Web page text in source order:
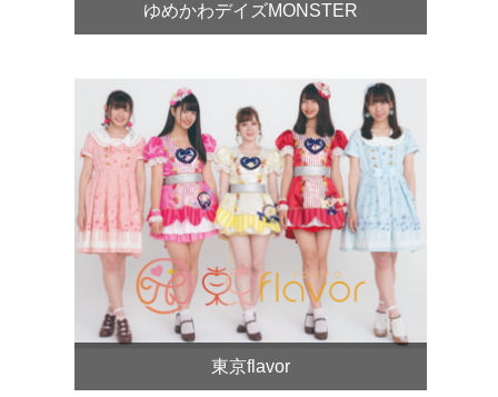
ゆめかわデイズMONSTER
東京flavor